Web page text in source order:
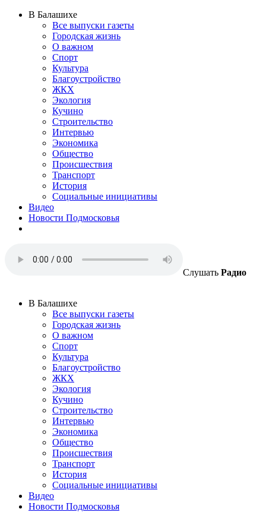
В Балашихе
Все выпуски газеты
Городская жизнь
О важном
Спорт
Культура
Благоустройство
ЖКХ
Экология
Кучино
Строительство
Интервью
Экономика
Общество
Происшествия
Транспорт
История
Социальные инициативы
Видео
Новости Подмосковья
Слушать Радио
В Балашихе
Все выпуски газеты
Городская жизнь
О важном
Спорт
Культура
Благоустройство
ЖКХ
Экология
Кучино
Строительство
Интервью
Экономика
Общество
Происшествия
Транспорт
История
Социальные инициативы
Видео
Новости Подмосковья